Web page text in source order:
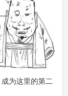
为这里的第二